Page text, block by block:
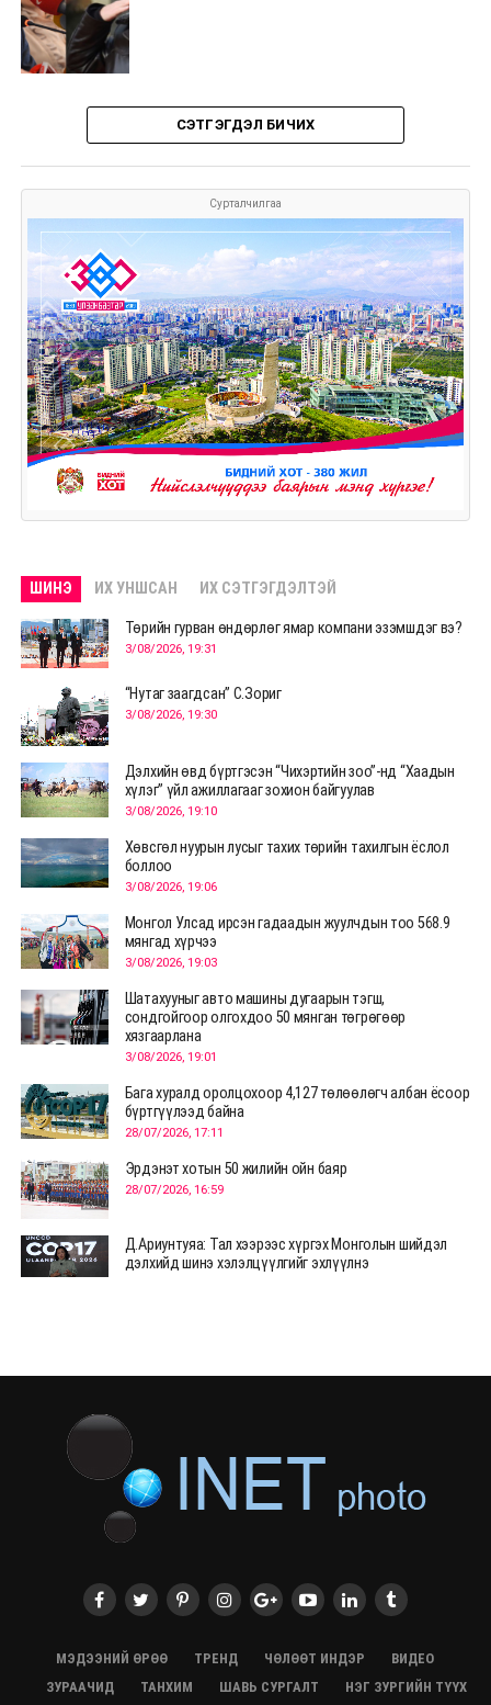
СЭТГЭГДЭЛ БИЧИХ
Сурталчилгаа
ШИНЭ ИХ УНШСАН ИХ СЭТГЭГДЭЛТЭЙ
Төрийн гурван өндөрлөг ямар компани эзэмшдэг вэ?
3/08/2026, 19:31
“Нутаг заагдсан” С.Зориг
3/08/2026, 19:30
Дэлхийн өвд бүртгэсэн “Чихэртийн зоо”-нд “Хаадын
хүлэг” үйл ажиллагааг зохион байгуулав
3/08/2026, 19:10
Хөвсгөл нуурын лусыг тахих төрийн тахилгын ёслол
боллоо
3/08/2026, 19:06
Монгол Улсад ирсэн гадаадын жуулчдын тоо 568.9
мянгад хүрчээ
3/08/2026, 19:03
Шатахууныг авто машины дугаарын тэгш,
сондгойгоор олгохдоо 50 мянган төгрөгөөр
хязгаарлана
3/08/2026, 19:01
Бага хуралд оролцохоор 4,127 төлөөлөгч албан ёсоор
бүртгүүлээд байна
28/07/2026, 17:11
Эрдэнэт хотын 50 жилийн ойн баяр
28/07/2026, 16:59
Д.Ариунтуяа: Тал хээрээс хүргэх Монголын шийдэл
дэлхийд шинэ хэлэлцүүлгийг эхлүүлнэ
28/07/2026, 12:04
ХӨВСГӨЛ Нутгийн зөвлөлөөс МУАЖ Д.Цэрэндарьзавт
2 өрөө байр олгоно
20/07/2026, 19:22
20/07/2026, 19:21
хийхээр хүрэлцэн ирлээ
МЭДЭЭНИЙ ӨРӨӨ ТРЕНД ЧӨЛӨӨТ ИНДЭР
ВИДЕО
ЗУРААЧИД
ТАНХИМ ШАВЬ СУРГАЛТ НЭГ ЗУРГИЙН ТҮҮХ